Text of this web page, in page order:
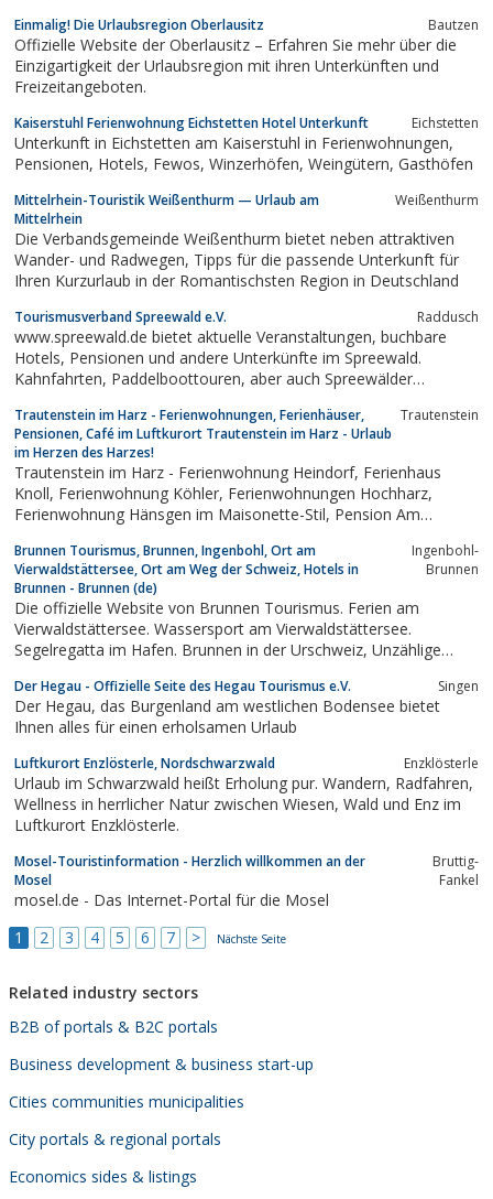
Einmalig! Die Urlaubsregion Oberlausitz Bautzen
Offizielle Website der Oberlausitz – Erfahren Sie mehr über die
Einzigartigkeit der Urlaubsregion mit ihren Unterkünften und
Freizeitangeboten.
Kaiserstuhl Ferienwohnung Eichstetten Hotel Unterkunft Eichstetten
Unterkunft in Eichstetten am Kaiserstuhl in Ferienwohnungen,
Pensionen, Hotels, Fewos, Winzerhöfen, Weingütern, Gasthöfen
Mittelrhein-Touristik Weißenthurm — Urlaub am
Mittelrhein
Weißenthurm
Die Verbandsgemeinde Weißenthurm bietet neben attraktiven
Wander- und Radwegen, Tipps für die passende Unterkunft für
Ihren Kurzurlaub in der Romantischsten Region in Deutschland
Tourismusverband Spreewald e.V. Raddusch
www.spreewald.de bietet aktuelle Veranstaltungen, buchbare
Hotels, Pensionen und andere Unterkünfte im Spreewald.
Kahnfahrten, Paddelboottouren, aber auch Spreewälder
interessante Pauschalangebote bereit.
Trautenstein im Harz - Ferienwohnungen, Ferienhäuser,
Pensionen, Café im Luftkurort Trautenstein im Harz - Urlaub
im Herzen des Harzes!
Trautenstein
Trautenstein im Harz - Ferienwohnung Heindorf, Ferienhaus
Knoll, Ferienwohnung Köhler, Ferienwohnungen Hochharz,
Ferienwohnung Hänsgen im Maisonette-Stil, Pension Am
Harz - Urlaub im Herzen des Harzes!
Brunnen Tourismus, Brunnen, Ingenbohl, Ort am
Vierwaldstättersee, Ort am Weg der Schweiz, Hotels in
Brunnen - Brunnen (de)
Ingenbohl-
Brunnen
Die offizielle Website von Brunnen Tourismus. Ferien am
Vierwaldstättersee. Wassersport am Vierwaldstättersee.
Segelregatta im Hafen. Brunnen in der Urschweiz, Unzählige
Eidgenossenschaft. Vielfältige Bergwelt mit Bergbahnen,
Sesseliften, Gondeln. Wochenprogramm mit...
Der Hegau - Offizielle Seite des Hegau Tourismus e.V. Singen
Der Hegau, das Burgenland am westlichen Bodensee bietet
Ihnen alles für einen erholsamen Urlaub
Luftkurort Enzlösterle, Nordschwarzwald Enzklösterle
Urlaub im Schwarzwald heißt Erholung pur. Wandern, Radfahren,
Wellness in herrlicher Natur zwischen Wiesen, Wald und Enz im
Luftkurort Enzklösterle.
Mosel-Touristinformation - Herzlich willkommen an der
Mosel
Bruttig-
Fankel
mosel.de - Das Internet-Portal für die Mosel
1
2 3 4 5 6 7 > Nächste Seite
Related industry sectors
B2B of portals & B2C portals
Business development & business start-up
Cities communities municipalities
City portals & regional portals
Economics sides & listings